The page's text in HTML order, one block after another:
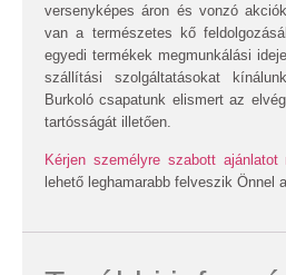
versenyképes áron és vonzó
van a természetes kő
egyedi termékek megmunkálási
szállítási szolgáltatásokat
Burkoló csapatunk elismert az
tartósságát illetően.
Kérjen személyre szabott ajánlatot
lehető leghamarabb felveszik Önnel